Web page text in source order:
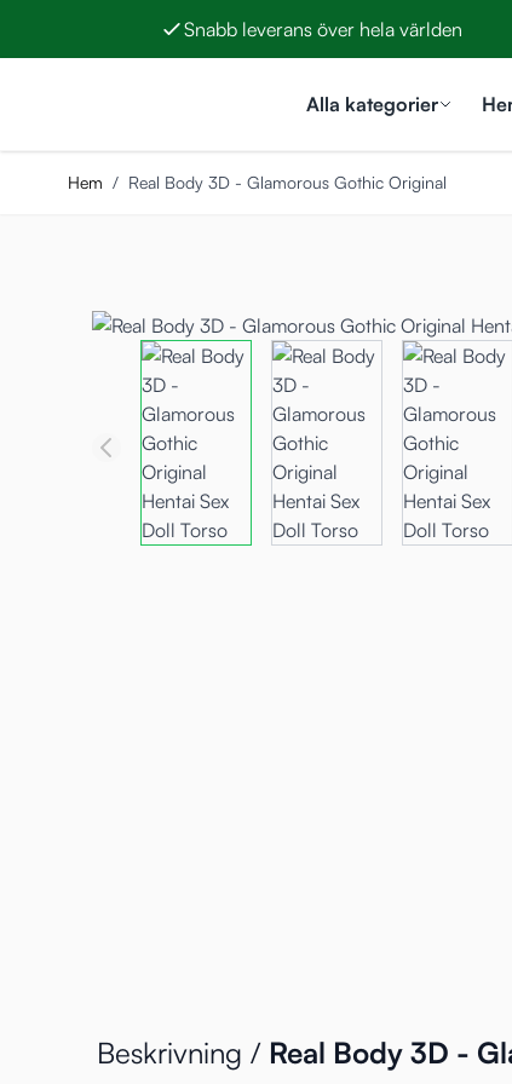
Snabb leverans över hela världen
Alla kategorier
Hem / Real Body 3D - Glamorous Gothic Original
Beskrivning / Real Body 3D -